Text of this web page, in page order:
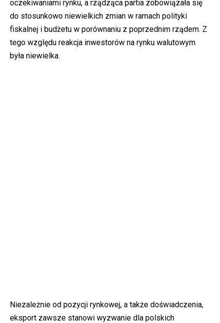
oczekiwaniami rynku, a rządząca partia zobowiązała się
do stosunkowo niewielkich zmian w ramach polityki
fiskalnej i budżetu w porównaniu z poprzednim rządem. Z
tego względu reakcja inwestorów na rynku walutowym
była niewielka.
Niezależnie od pozycji rynkowej, a także doświadczenia,
eksport zawsze stanowi wyzwanie dla polskich